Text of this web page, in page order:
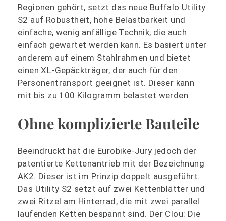
Regionen gehört, setzt das neue Buffalo Utility
S2 auf Robustheit, hohe Belastbarkeit und
einfache, wenig anfällige Technik, die auch
einfach gewartet werden kann. Es basiert unter
anderem auf einem Stahlrahmen und bietet
einen XL-Gepäckträger, der auch für den
Personentransport geeignet ist. Dieser kann
mit bis zu 100 Kilogramm belastet werden.
Ohne komplizierte Bauteile
Beeindruckt hat die Eurobike-Jury jedoch der
patentierte Kettenantrieb mit der Bezeichnung
AK2. Dieser ist im Prinzip doppelt ausgeführt.
Das Utility S2 setzt auf zwei Kettenblätter und
zwei Ritzel am Hinterrad, die mit zwei parallel
laufenden Ketten bespannt sind. Der Clou: Die